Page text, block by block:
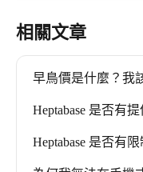
相關文章
早鳥價是什麼？我
Heptabase 是否有
Heptabase 是否有